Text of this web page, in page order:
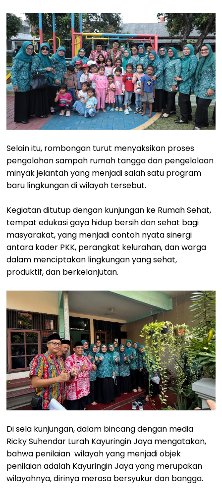
Selain itu, rombongan turut menyaksikan proses
pengolahan sampah rumah tangga dan pengelolaan
minyak jelantah yang menjadi salah satu program
baru lingkungan di wilayah tersebut.
Kegiatan ditutup dengan kunjungan ke Rumah Sehat,
tempat edukasi gaya hidup bersih dan sehat bagi
masyarakat, yang menjadi contoh nyata sinergi
antara kader PKK, perangkat kelurahan, dan warga
dalam menciptakan lingkungan yang sehat,
produktif, dan berkelanjutan.
Di sela kunjungan, dalam bincang dengan media
Ricky Suhendar Lurah Kayuringin Jaya mengatakan,
bahwa penilaian wilayah yang menjadi objek
penilaian adalah Kayuringin Jaya yang merupakan
wilayahnya, dirinya merasa bersyukur dan bangga.